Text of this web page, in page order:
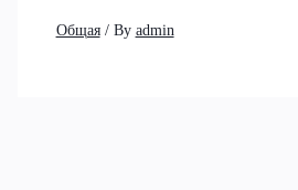
Общая/ By admin